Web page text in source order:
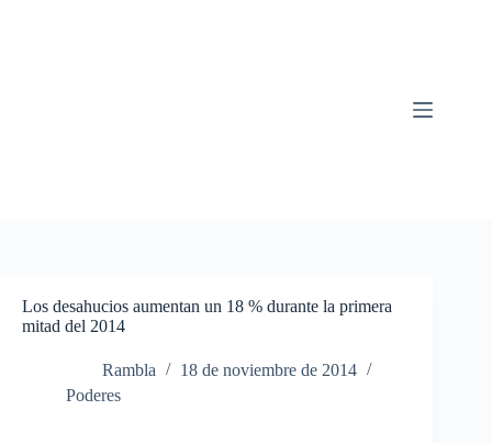
Los desahucios aumentan un 18 % durante la primera
mitad del 2014
Rambla
18 de noviembre de 2014
Poderes